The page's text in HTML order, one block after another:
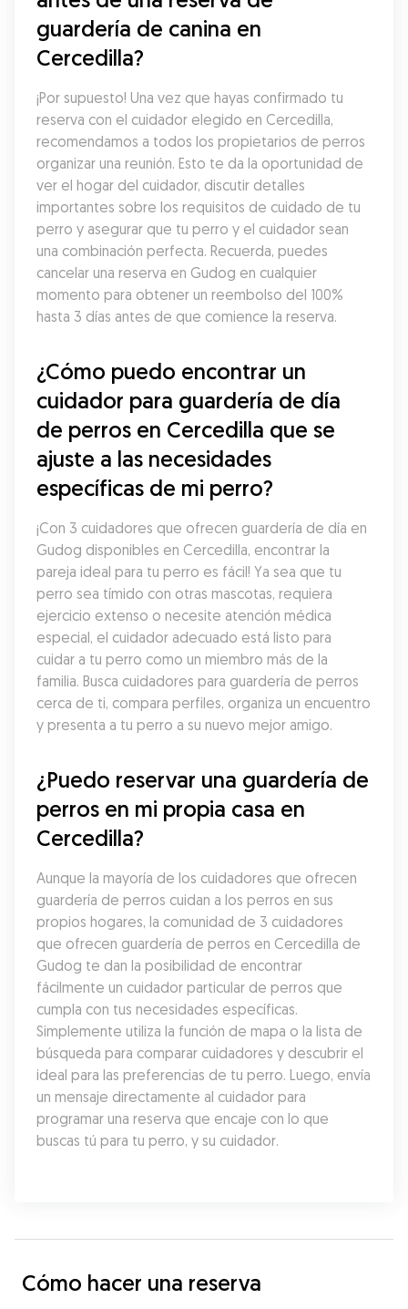
guardería de canina en
Cercedilla?
¡Por supuesto! Una vez que hayas confirmado tu
reserva con el cuidador elegido en Cercedilla,
recomendamos a todos los propietarios de perros
organizar una reunión. Esto te da la oportunidad de
ver el hogar del cuidador, discutir detalles
importantes sobre los requisitos de cuidado de tu
perro y asegurar que tu perro y el cuidador sean
una combinación perfecta. Recuerda, puedes
cancelar una reserva en Gudog en cualquier
momento para obtener un reembolso del 100%
hasta 3 días antes de que comience la reserva.
¿Cómo puedo encontrar un
cuidador para guardería de día
de perros en Cercedilla que se
ajuste a las necesidades
específicas de mi perro?
¡Con 3 cuidadores que ofrecen guardería de día en
Gudog disponibles en Cercedilla, encontrar la
pareja ideal para tu perro es fácil! Ya sea que tu
perro sea tímido con otras mascotas, requiera
ejercicio extenso o necesite atención médica
especial, el cuidador adecuado está listo para
cuidar a tu perro como un miembro más de la
familia. Busca cuidadores para guardería de perros
cerca de ti, compara perfiles, organiza un encuentro
y presenta a tu perro a su nuevo mejor amigo.
¿Puedo reservar una guardería de
perros en mi propia casa en
Cercedilla?
Aunque la mayoría de los cuidadores que ofrecen
guardería de perros cuidan a los perros en sus
propios hogares, la comunidad de 3 cuidadores
que ofrecen guardería de perros en Cercedilla de
Gudog te dan la posibilidad de encontrar
fácilmente un cuidador particular de perros que
cumpla con tus necesidades específicas.
Simplemente utiliza la función de mapa o la lista de
búsqueda para comparar cuidadores y descubrir el
ideal para las preferencias de tu perro. Luego, envía
un mensaje directamente al cuidador para
programar una reserva que encaje con lo que
buscas tú para tu perro, y su cuidador.
Cómo hacer una reserva